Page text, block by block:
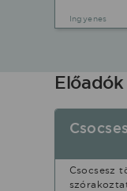
Ingyenes
Előadók
Csocsesz